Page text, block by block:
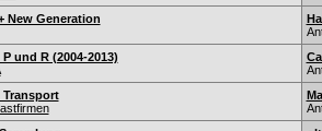
New Generation
und R (2004-2013)
Transport